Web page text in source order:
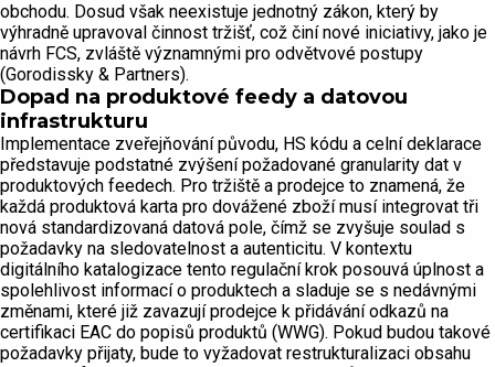
obchodu. Dosud však neexistuje jednotný zákon, který by
výhradně upravoval činnost tržišť, což činí nové iniciativy, jako je
návrh FCS, zvláště významnými pro odvětvové postupy
(Gorodissky & Partners).
Dopad na produktové feedy a datovou
infrastrukturu
Implementace zveřejňování původu, HS kódu a celní deklarace
představuje podstatné zvýšení požadované granularity dat v
produktových feedech. Pro tržiště a prodejce to znamená, že
každá produktová karta pro dovážené zboží musí integrovat tři
nová standardizovaná datová pole, čímž se zvyšuje soulad s
požadavky na sledovatelnost a autenticitu. V kontextu
digitálního katalogizace tento regulační krok posouvá úplnost a
spolehlivost informací o produktech a sladuje se s nedávnými
změnami, které již zavazují prodejce k přidávání odkazů na
certifikaci EAC do popisů produktů (WWG). Pokud budou takové
požadavky přijaty, bude to vyžadovat restrukturalizaci obsahu